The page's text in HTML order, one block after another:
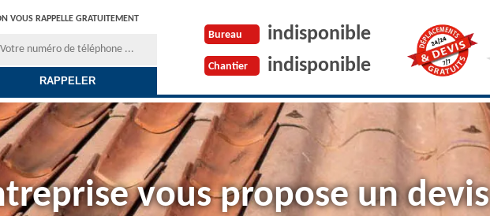
VOUS RAPPELLE GRATUITEMENT
Bureau indisponible
Chantier indisponible
vous propose un devis